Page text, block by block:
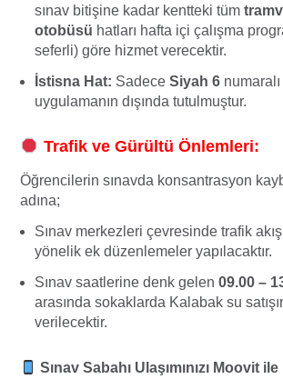
sınav bitişine kadar kentteki tüm
otobüsü hatları hafta içi çalışma
seferli) göre hizmet verecektir.
İstisna Hat: Sadece Siyah 6
uygulamanın dışında tutulmuştur.
Trafik ve Gürültü Önlemleri:
Öğrencilerin sınavda konsantrasyon
adına;
Sınav merkezleri çevresinde trafik
yönelik ek düzenlemeler yapılacaktır.
Sınav saatlerine denk gelen 09.00 –
arasında sokaklarda Kalabak su
verilecektir.
Sınav Sabahı Ulaşımınızı Moovit